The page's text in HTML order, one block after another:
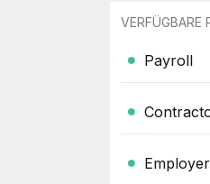
VERFÜGBARE
Payroll